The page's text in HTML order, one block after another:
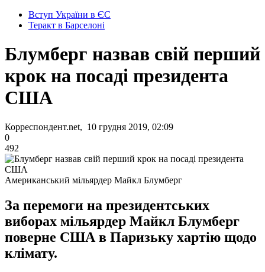
Вступ України в ЄС
Теракт в Барселоні
Блумберг назвав свій перший
крок на посаді президента
США
Корреспондент.net, 10 грудня 2019, 02:09
0
492
Американський мільярдер Майкл Блумберг
За перемоги на президентських
виборах мільярдер Майкл Блумберг
поверне США в Паризьку хартію щодо
клімату.